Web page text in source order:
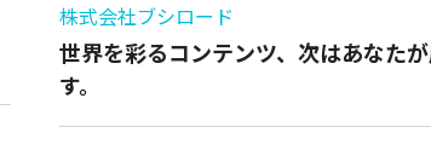
株式会社ブシロード
世界を彩るコンテンツ、次はあなた
す。